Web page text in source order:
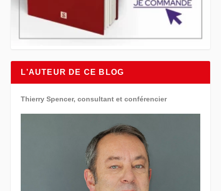
L’AUTEUR DE CE BLOG
Thierry Spencer, consultant et conférencier